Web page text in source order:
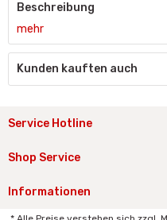
Beschreibung
mehr
Kunden kauften auch
Service Hotline
Shop Service
Informationen